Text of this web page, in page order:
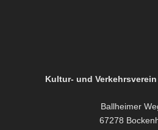
Kultur- und
Ballheimer
67278